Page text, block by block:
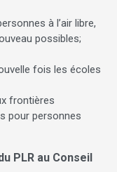
à l’air libre,
possibles;
fois les écoles
frontières
pour personnes
PLR au Conseil